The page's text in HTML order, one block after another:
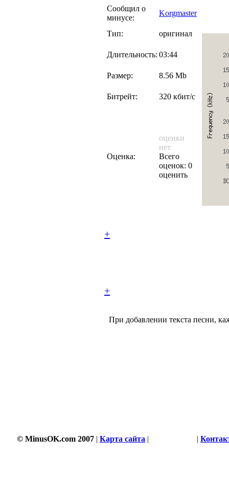
Сообщил о
минусе:
Korgmaster
Тип: оригинал
Длительность: 03:44
Размер: 8.56 Mb
Битрейт: 320 кбит/с
Оценка:
оценки
нет
Всего
оценок: 0
оценить
+
+
При добавлении текста песни,
© MinusOK.com 2007 | Карта сайта | |